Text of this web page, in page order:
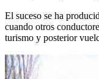
El suceso se ha
cuando otros
turismo y posterior